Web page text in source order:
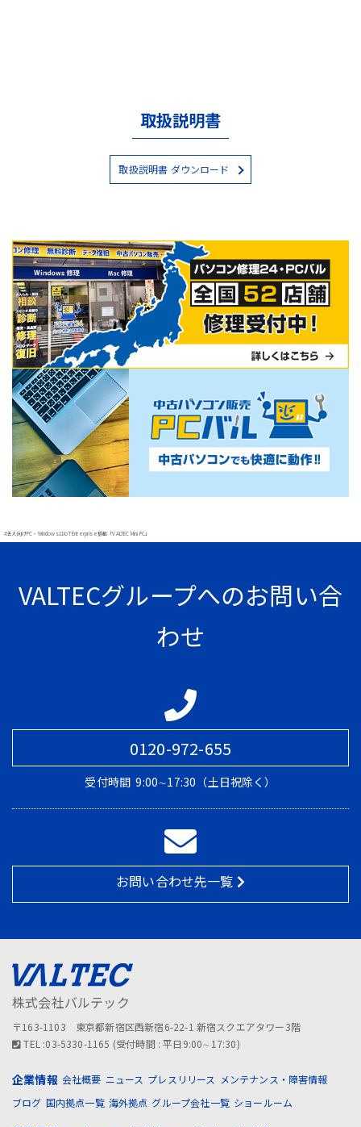
取扱説明書
取扱説明書 ダウンロード
#法人向けPC・Windows11IoT Enterprise搭載「VALTEC Mini PC」
VALTECグループへのお問い合
わせ
0120-972-655
受付時間 9:00∼17:30（土日祝除く）
お問い合わせ先一覧
株式会社バルテック
〒163-1103 東京都新宿区西新宿6-22-1 新宿スクエアタワー3階
TEL :03-5330-1165 (受付時間 : 平日9:00∼17:30)
企業情報 会社概要 ニュース プレスリリース
メンテナンス・障害情報
ブログ 国内拠点一覧 海外拠点 グループ会社一覧 ショールーム